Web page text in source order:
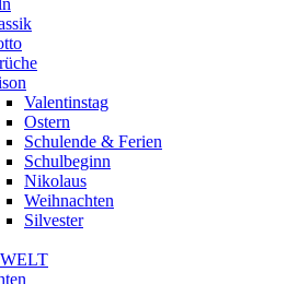
Valentinstag
Ostern
Schulende & Ferien
Schulbeginn
Nikolaus
Weihnachten
Silvester